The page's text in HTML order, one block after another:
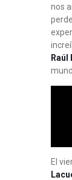
nos
Raúl
El